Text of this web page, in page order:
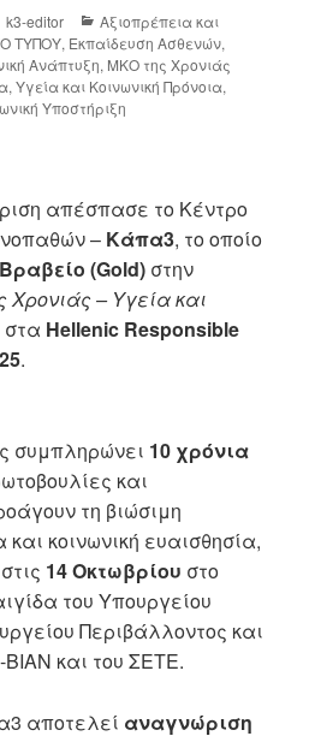
k3-editor
Αξιοπρέπεια και
ΤΥΠΟΥ, Εκπαίδευση Ασθενών,
Ανάπτυξη, ΜΚΟ της Χρονιάς
,Υγεία και Κοινωνική Πρόνοια,
Υποστήριξη
απέσπασε το Κέντρο
– Κάπα3, το οποίο
(Gold) στην
Χρονιάς – Υγεία και
στα Hellenic Responsible
.
συμπληρώνει 10 χρόνια
και
τη βιώσιμη
και κοινωνική ευαισθησία,
14 Οκτωβρίου στο
του Υπουργείου
Περιβάλλοντος και
και του ΣΕΤΕ.
αποτελεί αναγνώριση